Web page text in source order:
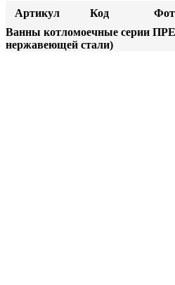
агрегатом
Шкафы шоковой
Машины мойки
Миксеры и
Мясорубки
Овощерезки и
Фасовочно-
Оборудование для
Дозаторы для
Смесители и
Артикул Код
Ванны котломоечные серии
нержавеющей стали)